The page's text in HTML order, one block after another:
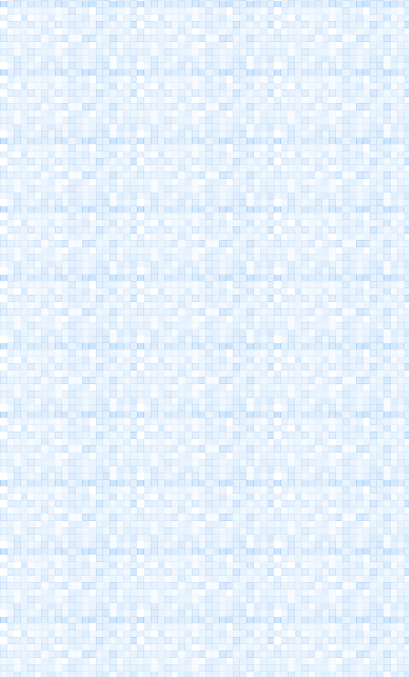
Porto Canale
Cesenatico
Museo della Marineria
Cesenatico
Casa Marino Moretti -
Cesenatico
EuroCamp Cesenatico
Spazio Pantani -
Museo Marco Pantani
Cesenatico